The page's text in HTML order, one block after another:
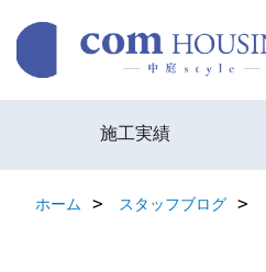
施工実績
ホーム スタッフブログ